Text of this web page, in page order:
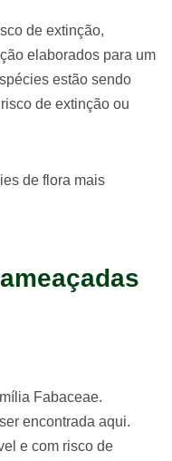
de extinção,
elaborados para um
estão sendo
de extinção ou
de flora mais
Fabaceae.
encontrada aqui.
e com risco de